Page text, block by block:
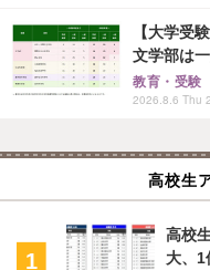
【大学受
文学部は
教育・受験
2026.8.6 Thu
高校生
高校
大、1